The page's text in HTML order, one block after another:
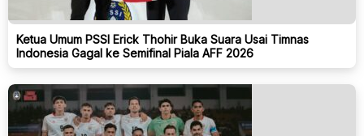
Ketua Umum PSSI Erick Thohir Buka Suara Usai Timnas
Indonesia Gagal ke Semifinal Piala AFF 2026